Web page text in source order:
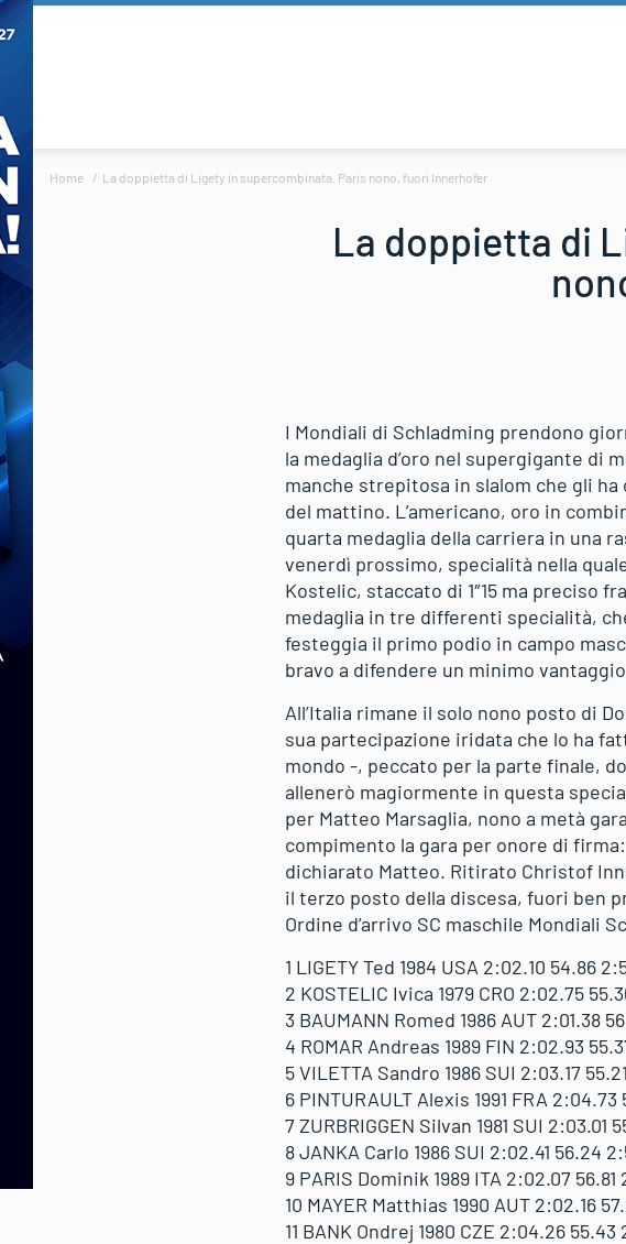
Home La doppietta di Ligety in supercombinata. Paris nono, fuori Innerhofer
La doppietta di
I Mondiali di Schladming prendono
la medaglia d’oro nel supergigante di
manche strepitosa in slalom che gli
del mattino. L’americano, oro in
quarta medaglia della carriera in una
venerdì prossimo, specialità nella
Kostelic, staccato di 1″15 ma preciso
medaglia in tre differenti specialità,
festeggia il primo podio in campo
bravo a difendere un minimo
All’Italia rimane il solo nono posto di
sua partecipazione iridata che lo ha
mondo -, peccato per la parte finale,
allenerò magiormente in questa
per Matteo Marsaglia, nono a metà
compimento la gara per onore di
dichiarato Matteo. Ritirato Christof
il terzo posto della discesa, fuori ben
Ordine d’arrivo SC maschile Mondiali
1 LIGETY Ted 1984 USA 2:02.10 54.86
2 KOSTELIC Ivica 1979 CRO 2:02.75
3 BAUMANN Romed 1986 AUT 2:01.38
4 ROMAR Andreas 1989 FIN 2:02.93
5 VILETTA Sandro 1986 SUI 2:03.17
6 PINTURAULT Alexis 1991 FRA 2:04.73
7 ZURBRIGGEN Silvan 1981 SUI 2:03.01
8 JANKA Carlo 1986 SUI 2:02.41 56.24
9 PARIS Dominik 1989 ITA 2:02.07 56.81
10 MAYER Matthias 1990 AUT 2:02.16
11 BANK Ondrej 1980 CZE 2:04.26 55.43